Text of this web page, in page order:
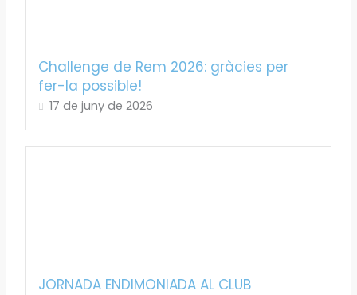
Challenge de Rem 2026: gràcies per
fer-la possible!
17 de juny de 2026
JORNADA ENDIMONIADA AL CLUB